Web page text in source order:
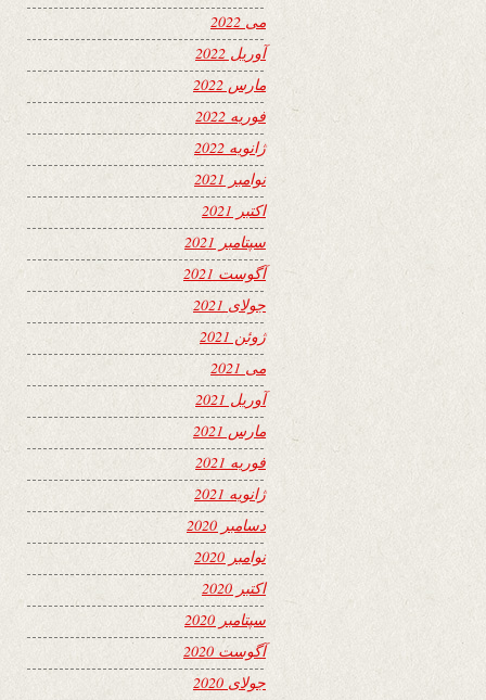
می 2022
آوریل 2022
مارس 2022
فوریه 2022
ژانویه 2022
نوامبر 2021
اکتبر 2021
سپتامبر 2021
آگوست 2021
جولای 2021
ژوئن 2021
می 2021
آوریل 2021
مارس 2021
فوریه 2021
ژانویه 2021
دسامبر 2020
نوامبر 2020
اکتبر 2020
سپتامبر 2020
آگوست 2020
جولای 2020